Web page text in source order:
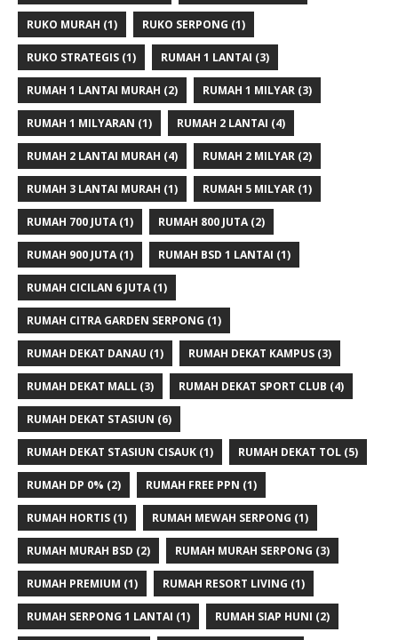
RUKO MURAH (1) RUKO SERPONG (1)
RUKO STRATEGIS (1) RUMAH 1 LANTAI (3)
RUMAH 1 LANTAI MURAH (2) RUMAH 1 MILYAR (3)
RUMAH 1 MILYARAN (1) RUMAH 2 LANTAI (4)
RUMAH 2 LANTAI MURAH (4) RUMAH 2 MILYAR (2)
RUMAH 3 LANTAI MURAH (1) RUMAH 5 MILYAR (1)
RUMAH 700 JUTA(1) RUMAH 800 JUTA(2)
RUMAH 900 JUTA(1) RUMAH BSD 1 LANTAI (1)
RUMAH CICILAN 6 JUTA(1)
RUMAH CITRA GARDEN SERPONG (1)
RUMAH DEKAT DANAU (1) RUMAH DEKAT KAMPUS (3)
RUMAH DEKAT MALL (3) RUMAH DEKAT SPORT CLUB (4)
RUMAH DEKAT STASIUN (6)
RUMAH DEKAT STASIUN CISAUK (1) RUMAH DEKAT TOL (5)
RUMAH DP 0% (2) RUMAH FREE PPN (1)
RUMAH HORTIS (1) RUMAH MEWAH SERPONG (1)
RUMAH MURAH BSD (2) RUMAH MURAH SERPONG (3)
RUMAH PREMIUM (1) RUMAH RESORT LIVING (1)
RUMAH SERPONG 1 LANTAI (1) RUMAH SIAP HUNI (2)